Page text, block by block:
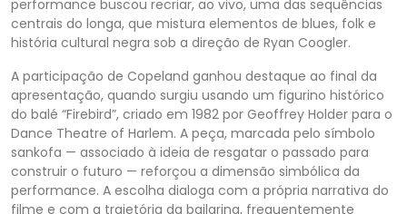
performance buscou recriar, ao vivo, uma das sequências
centrais do longa, que mistura elementos de blues, folk e
história cultural negra sob a direção de Ryan Coogler.
A participação de Copeland ganhou destaque ao final da
apresentação, quando surgiu usando um figurino histórico
do balé “Firebird”, criado em 1982 por Geoffrey Holder para o
Dance Theatre of Harlem. A peça, marcada pelo símbolo
sankofa — associado à ideia de resgatar o passado para
construir o futuro — reforçou a dimensão simbólica da
performance. A escolha dialoga com a própria narrativa do
filme e com a trajetória da bailarina, frequentemente